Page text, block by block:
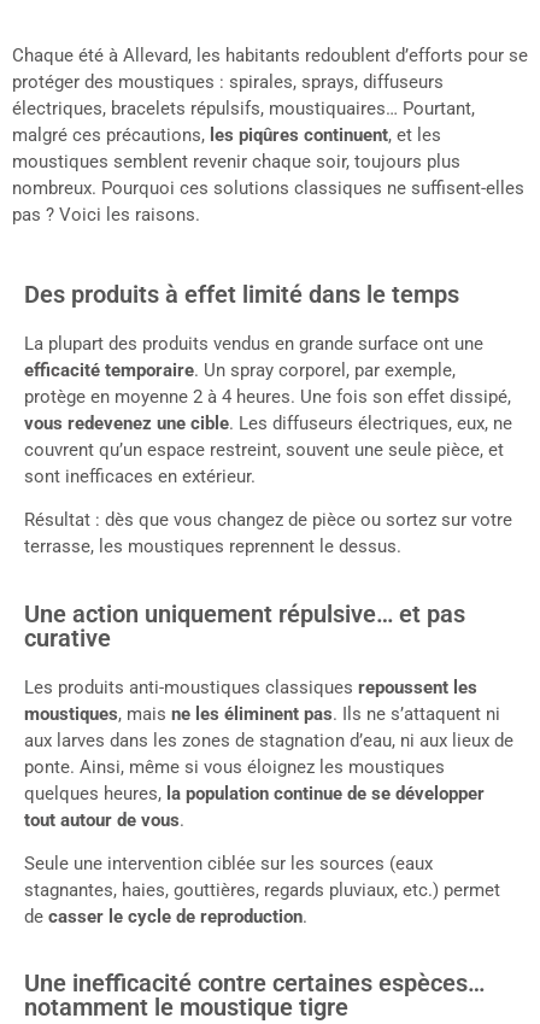
Chaque été à Allevard, les habitants redoublent d’efforts pour se
protéger des moustiques : spirales, sprays, diffuseurs
électriques, bracelets répulsifs, moustiquaires… Pourtant,
malgré ces précautions, les piqûres continuent, et les
moustiques semblent revenir chaque soir, toujours plus
nombreux. Pourquoi ces solutions classiques ne suffisent-elles
pas ? Voici les raisons.
Des produits à effet limité dans le temps
La plupart des produits vendus en grande surface ont une
efficacité temporaire. Un spray corporel, par exemple,
protège en moyenne 2 à 4 heures. Une fois son effet dissipé,
vous redevenez une cible. Les diffuseurs électriques, eux, ne
couvrent qu’un espace restreint, souvent une seule pièce, et
sont inefficaces en extérieur.
Résultat : dès que vous changez de pièce ou sortez sur votre
terrasse, les moustiques reprennent le dessus.
Une action uniquement répulsive… et pas
curative
Les produits anti-moustiques classiques repoussent les
moustiques, mais ne les éliminent pas. Ils ne s’attaquent ni
aux larves dans les zones de stagnation d’eau, ni aux lieux de
ponte. Ainsi, même si vous éloignez les moustiques
quelques heures, la population continue de se développer
tout autour de vous.
Seule une intervention ciblée sur les sources (eaux
stagnantes, haies, gouttières, regards pluviaux, etc.) permet
de casser le cycle de reproduction.
Une inefficacité contre certaines espèces…
notamment le moustique tigre